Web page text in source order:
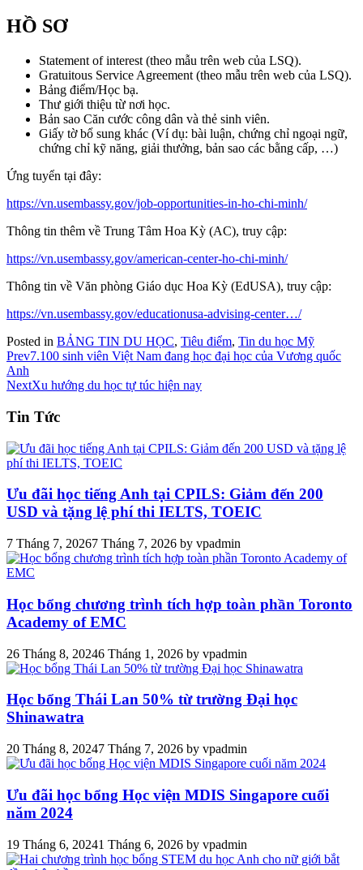
HỒ SƠ
Statement of interest (theo mẫu trên web của LSQ).
Gratuitous Service Agreement (theo mẫu trên web của LSQ).
Bảng điểm/Học bạ.
Thư giới thiệu từ nơi học.
Bản sao Căn cước công dân và thẻ sinh viên.
Giấy tờ bổ sung khác (Ví dụ: bài luận, chứng chỉ ngoại ngữ,
chứng chỉ kỹ năng, giải thưởng, bản sao các bằng cấp, …)
Ứng tuyển tại đây:
https://vn.usembassy.gov/job-opportunities-in-ho-chi-minh/
Thông tin thêm về Trung Tâm Hoa Kỳ (AC), truy cập:
https://vn.usembassy.gov/american-center-ho-chi-minh/
Thông tin về Văn phòng Giáo dục Hoa Kỳ (EdUSA), truy cập:
https://vn.usembassy.gov/educationusa-advising-center…/
Posted in BẢNG TIN DU HỌC, Tiêu điểm, Tin du học Mỹ
Prev7.100 sinh viên Việt Nam đang học đại học của Vương quốc
Anh
NextXu hướng du học tự túc hiện nay
Tin Tức
Ưu đãi học tiếng Anh tại CPILS: Giảm đến 200
USD và tặng lệ phí thi IELTS, TOEIC
7 Tháng 7, 20267 Tháng 7, 2026 by vpadmin
Học bổng chương trình tích hợp toàn phần Toronto
Academy of EMC
26 Tháng 8, 20246 Tháng 1, 2026 by vpadmin
Học bổng Thái Lan 50% từ trường Đại học
Shinawatra
20 Tháng 8, 20247 Tháng 7, 2026 by vpadmin
Ưu đãi học bổng Học viện MDIS Singapore cuối
năm 2024
19 Tháng 6, 20241 Tháng 6, 2026 by vpadmin